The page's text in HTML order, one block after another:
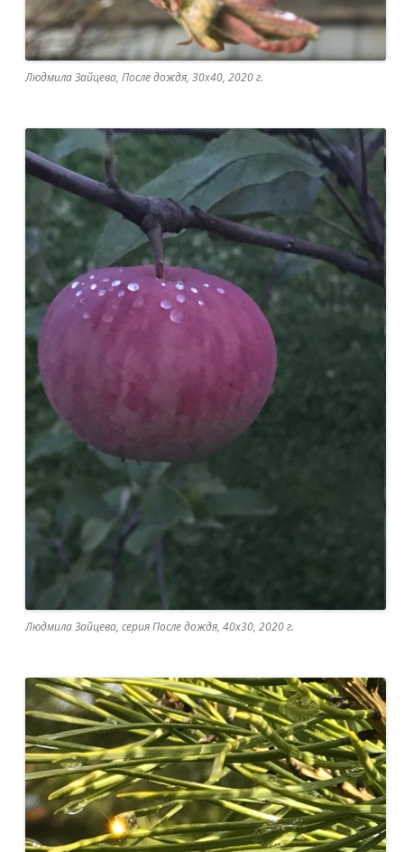
Людмила Зайцева, После дождя, 30х40, 2020 г.
Людмила Зайцева, серия После дождя, 40х30, 2020 г.